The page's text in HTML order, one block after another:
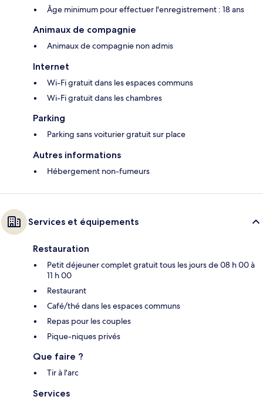
Âge minimum pour effectuer l'enregistrement : 18 ans
Animaux de compagnie
Animaux de compagnie non admis
Internet
Wi-Fi gratuit dans les espaces communs
Wi-Fi gratuit dans les chambres
Parking
Parking sans voiturier gratuit sur place
Autres informations
Hébergement non-fumeurs
Services et équipements
Restauration
Petit déjeuner complet gratuit tous les jours de 08 h 00 à
11 h 00
Restaurant
Café/thé dans les espaces communs
Repas pour les couples
Pique-niques privés
Que faire ?
Tir à l'arc
Services